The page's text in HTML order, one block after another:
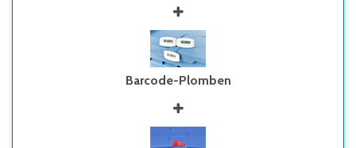
Barcode-Plomben